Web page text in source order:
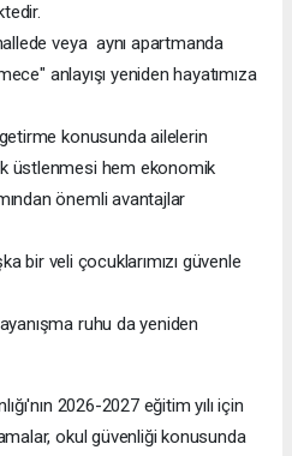
veya aynı apartmanda
anlayışı yeniden hayatımıza
konusunda ailelerin
üstlenmesi hem ekonomik
önemli avantajlar
bir veli çocuklarımızı güvenle
ruhu da yeniden
2026-2027 eğitim yılı için
okul güvenliği konusunda